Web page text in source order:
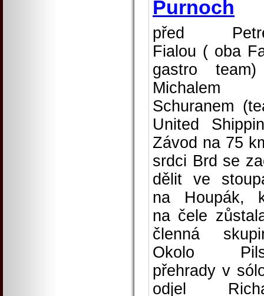
Purnoch
před
Fialou ( oba
gastro
Michalem
Schuranem
United
Závod na 75
srdci Brd se
dělit ve
na Houpák,
na čele
členná
Okolo
přehrady v
odjel